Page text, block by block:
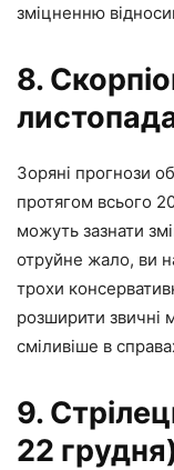
зміцненню
8.
Зоряні прогнози
протягом всього
можуть зазнати
отруйне жало, ви
трохи
розширити звичні
сміливіше в
9.
22